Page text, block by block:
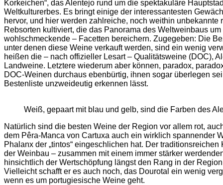
Korkeichen“, das Alentejo rund um die spektakuläre
Weltkulturerbes. Es bringt einige der interessantesten
hervor, und hier werden zahlreiche, noch weithin unbekannte
Rebsorten kultiviert, die das Panorama des Weltweinbaus
wohlschmeckende – Facetten bereichern. Zugegeben: Die
unter denen diese Weine verkauft werden, sind ein wenig
heißen die – nach offizieller Lesart – Qualitätsweine (DOC),
Landweine. Letztere wiederum aber können, paradox,
DOC-Weinen durchaus ebenbürtig, ihnen sogar überlegen
Bestenliste unzweideutig erkennen lässt.
Weiß, gepaart mit blau und gelb, sind die Farben des
Natürlich sind die besten Weine der Region vor allem rot,
dem Pêra-Manca von Cartuxa auch ein wirklich spannender
Phalanx der „tintos“ eingeschlichen hat. Der traditionsreichen
der Weinbau – zusammen mit einem immer stärker
hinsichtlich der Wertschöpfung längst den Rang in der
Vielleicht schafft er es auch noch, das Dourotal ein wenig
wenn es um portugiesische Weine geht.